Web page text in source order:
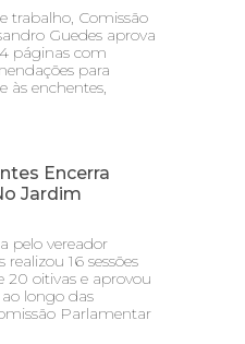
trabalho, Comissão
Guedes aprova
páginas com
para
às enchentes,
Encerra
Jardim
pelo vereador
16 sessões
20 oitivas e aprovou
longo das
Parlamentar